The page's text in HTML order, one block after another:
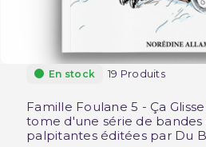
En stock 19 Produits
Famille Foulane 5 - Ça
tome d'une série de bandes
palpitantes éditées par Du